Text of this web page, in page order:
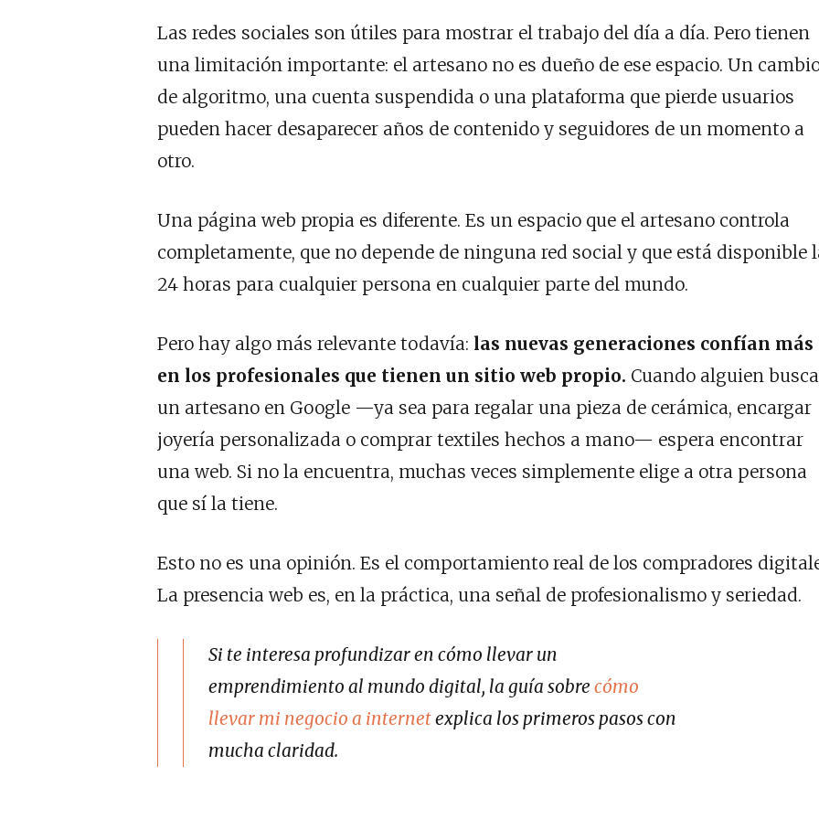
Las redes sociales son útiles para mostrar el trabajo del día a día. Pero tienen
una limitación importante: el artesano no es dueño de ese espacio. Un
de algoritmo, una cuenta suspendida o una plataforma que pierde usuarios
pueden hacer desaparecer años de contenido y seguidores de un momento a
otro.
Una página web propia es diferente. Es un espacio que el artesano controla
completamente, que no depende de ninguna red social y que está disponible
24 horas para cualquier persona en cualquier parte del mundo.
Pero hay algo más relevante todavía: las nuevas generaciones confían más
en los profesionales que tienen un sitio web propio. Cuando alguien busca
un artesano en Google —ya sea para regalar una pieza de cerámica, encargar
joyería personalizada o comprar textiles hechos a mano— espera encontrar
una web. Si no la encuentra, muchas veces simplemente elige a otra persona
que sí la tiene.
Esto no es una opinión. Es el comportamiento real de los compradores
La presencia web es, en la práctica, una señal de profesionalismo y seriedad.
Si te interesa profundizar en cómo llevar un
emprendimiento al mundo digital, la guía sobre cómo
llevar mi negocio a internetexplica los primeros pasos con
mucha claridad.